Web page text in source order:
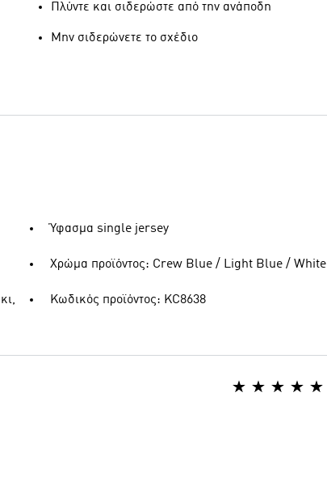
Πλύντε και σιδερώστε από την ανάποδη
Μην σιδερώνετε το σχέδιο
Ύφασμα single jersey
Χρώμα προϊόντος: Crew Blue / Light Blue / White
Κωδικός προϊόντος: KC8638